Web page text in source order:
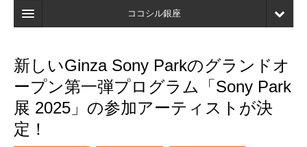
ココシル銀座
検索
店舗・施設最新情報
口コミ
新しいGinza Sony Parkのグランドオ
ープン第一弾プログラム「Sony Park
展 2025」の参加アーティストが決
定！